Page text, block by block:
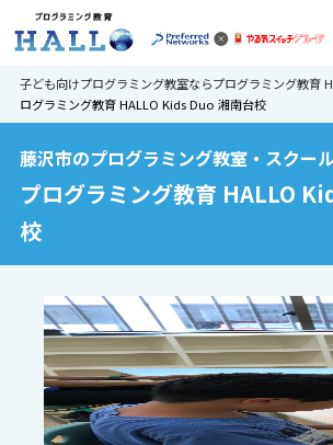
子ども向けプログラミング教室ならプログラミング教育
ログラミング教育 HALLO Kids Duo 湘南台校
藤沢市のプログラミング教室・スクー
プログラミング教育 HALLO
校